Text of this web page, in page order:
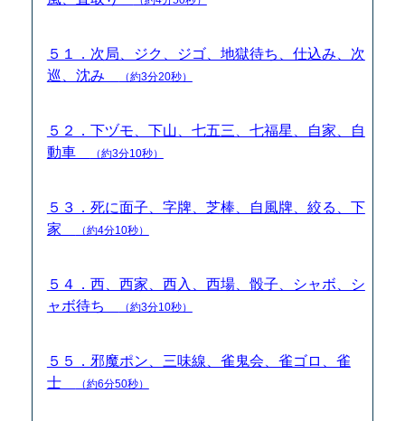
５１．次局、ジク、ジゴ、地獄待ち、仕込み、次
巡、沈み
（約3分20秒）
５２．下ヅモ、下山、七五三、七福星、自家、自
動車
（約3分10秒）
５３．死に面子、字牌、芝棒、自風牌、絞る、下
家
（約4分10秒）
５４．西、西家、西入、西場、骰子、シャボ、シ
ャボ待ち
（約3分10秒）
５５．邪魔ポン、三味線、雀鬼会、雀ゴロ、雀
士
（約6分50秒）